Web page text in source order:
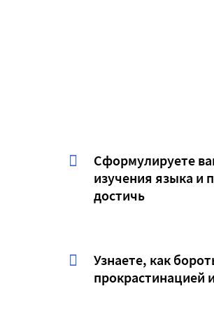
Сформулируете
изучения языка и
достичь
Узнаете, как
прокрастинацией